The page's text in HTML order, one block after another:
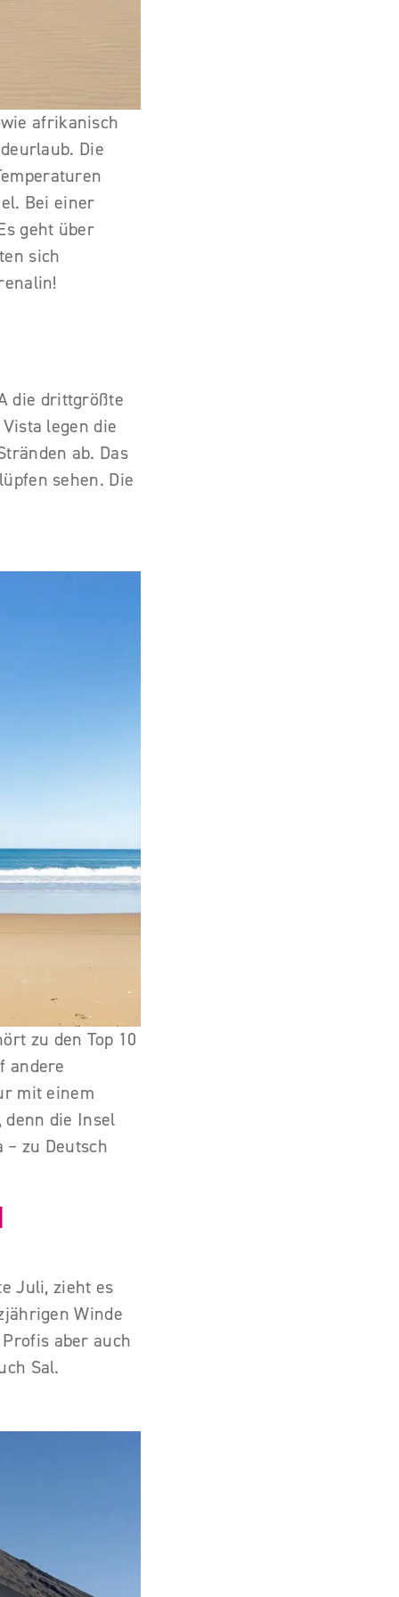
afrikanisch
Die
Bei einer
geht über
sich
die drittgrößte
legen die
ab. Das
sehen. Die
zu den Top 10
andere
mit einem
die Insel
– zu Deutsch
Juli, zieht es
Winde
aber auch
Sal.